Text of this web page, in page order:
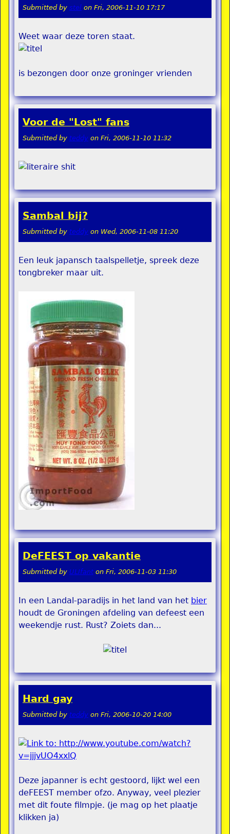
Submitted by stel on Fri, 2006-11-10 17:17
Weet waar deze toren staat.
is bezongen door onze groninger vrienden
Voor de "Lost" fans
Submitted by teddy on Fri, 2006-11-10 11:32
Sambal bij?
Submitted by teddy on Wed, 2006-11-08 11:20
Een leuk japansch taalspelletje, spreek deze
tongbreker maar uit.
DeFEEST op vakantie
Submitted by ULIfanton Fri, 2006-11-03 11:30
In een Landal-paradijs in het land van het bier
houdt de Groningen afdeling van defeest een
weekendje rust. Rust? Zoiets dan...
Hard gay
Submitted by teddy on Fri, 2006-10-20 14:00
Deze japanner is echt gestoord, lijkt wel een
deFEEST member ofzo. Anyway, veel plezier
met dit foute filmpje. (je mag op het plaatje
klikken ja)